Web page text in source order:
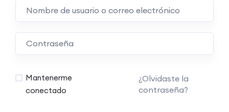
Mantenerme
conectado
¿Olvidaste la
contraseña?